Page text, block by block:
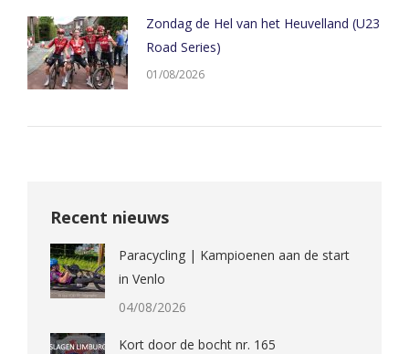
Zondag de Hel van het Heuvelland (U23
Road Series)
01/08/2026
Recent nieuws
Paracycling | Kampioenen aan de start
in Venlo
04/08/2026
Kort door de bocht nr. 165